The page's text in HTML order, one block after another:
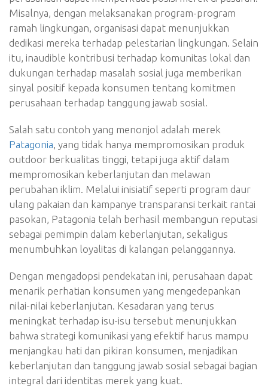
Misalnya, dengan melaksanakan program-program
ramah lingkungan, organisasi dapat menunjukkan
dedikasi mereka terhadap pelestarian lingkungan. Selain
itu, inaudible kontribusi terhadap komunitas lokal dan
dukungan terhadap masalah sosial juga memberikan
sinyal positif kepada konsumen tentang komitmen
perusahaan terhadap tanggung jawab sosial.
Salah satu contoh yang menonjol adalah merek
Patagonia, yang tidak hanya mempromosikan produk
outdoor berkualitas tinggi, tetapi juga aktif dalam
mempromosikan keberlanjutan dan melawan
perubahan iklim. Melalui inisiatif seperti program daur
ulang pakaian dan kampanye transparansi terkait rantai
pasokan, Patagonia telah berhasil membangun reputasi
sebagai pemimpin dalam keberlanjutan, sekaligus
menumbuhkan loyalitas di kalangan pelanggannya.
Dengan mengadopsi pendekatan ini, perusahaan dapat
menarik perhatian konsumen yang mengedepankan
nilai-nilai keberlanjutan. Kesadaran yang terus
meningkat terhadap isu-isu tersebut menunjukkan
bahwa strategi komunikasi yang efektif harus mampu
menjangkau hati dan pikiran konsumen, menjadikan
keberlanjutan dan tanggung jawab sosial sebagai bagian
integral dari identitas merek yang kuat.